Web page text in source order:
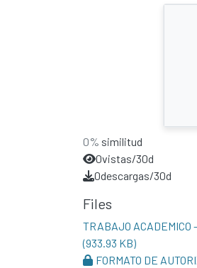
0% similitud
0vistas/30d
0descargas/30d
Files
TRABAJO
(933.93 KB)
FORMATO DE